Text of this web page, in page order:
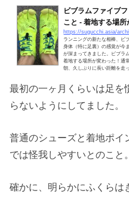
ビブラムファイブ
こと - 着地する場所
https://sugucchi.asia/
ランニングの新たな相棒、ビ
身体（特に足裏）の感覚が今
が深まってきました。ビブラ
着地する場所が変わった！通
朝、久しぶりに長い距離を走
最初の一ヶ月くらいは足を
らないようにしてました。
普通のシューズと着地ポイ
では怪我しやすいとのこと。
確かに、明らかにふくらは